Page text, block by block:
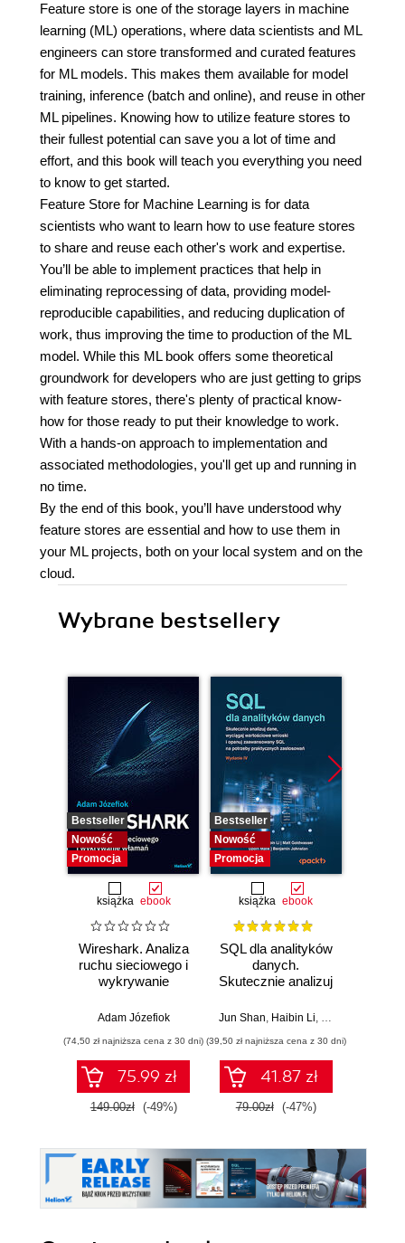
Feature store is one of the storage layers in machine
learning (ML) operations, where data scientists and ML
engineers can store transformed and curated features
for ML models. This makes them available for model
training, inference (batch and online), and reuse in other
ML pipelines. Knowing how to utilize feature stores to
their fullest potential can save you a lot of time and
effort, and this book will teach you everything you need
to know to get started.
Feature Store for Machine Learning is for data
scientists who want to learn how to use feature stores
to share and reuse each other's work and expertise.
You’ll be able to implement practices that help in
eliminating reprocessing of data, providing model-
reproducible capabilities, and reducing duplication of
work, thus improving the time to production of the ML
model. While this ML book offers some theoretical
groundwork for developers who are just getting to grips
with feature stores, there's plenty of practical know-
how for those ready to put their knowledge to work.
With a hands-on approach to implementation and
associated methodologies, you'll get up and running in
no time.
By the end of this book, you’ll have understood why
feature stores are essential and how to use them in
your ML projects, both on your local system and on the
cloud.
Wybrane bestsellery
Bestseller
Nowość
Promocja
książka ebook
Wireshark. Analiza
ruchu sieciowego i
wykrywanie
Adam Józefiok
(74,50 zł najniższa cena z 30 dni)
75.99 zł
149.00zł (-49%)
Bestseller
Nowość
Promocja
książka ebook
SQL dla analityków
danych.
Skutecznie analizuj
wartościowe
zaawansowany
SQL na potrzeby
praktycznych
zastosowań.
Wydanie IV
Jun Shan, Haibin Li, Matt Goldwasser
(39,50 zł najniższa cena z 30 dni)
41.87 zł
79.00zł (-47%)